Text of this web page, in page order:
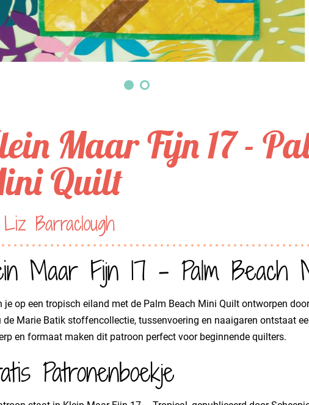
Maar Fijn 17 -
Quilt
Barraclough
Maar Fijn 17 - Palm Beach
je op een tropisch eiland met de Palm Beach Mini Quilt ontworpen
de Marie Batik stoffencollectie, tussenvoering en naaigaren ontstaat
en formaat maken dit patroon perfect voor beginnende quilters.
Patronenboekje